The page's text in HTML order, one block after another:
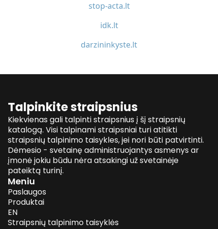
stop-acta.lt
idk.lt
darzininkyste.lt
Talpinkite straipsnius
Kiekvienas gali talpinti straipsnius į šį straipsnių
katalogą. Visi talpinami straipsniai turi atitikti
straipsnių talpinimo taisykles, jei nori būti patvirtinti.
Dėmesio - svetainę administruojantys asmenys ar
įmonė jokiu būdu nėra atsakingi už svetainėje
pateiktą turinį.
Meniu
Paslaugos
Produktai
EN
Straipsnių talpinimo taisyklės